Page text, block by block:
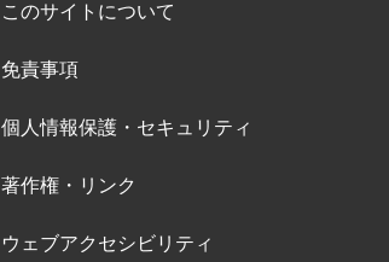
このサイトについて
免責事項
個人情報保護・セキュリティ
著作権・リンク
ウェブアクセシビリティ